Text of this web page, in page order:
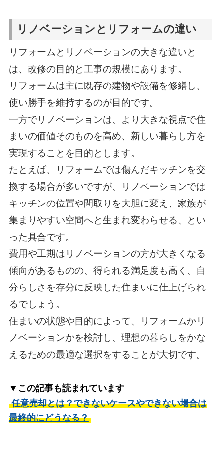
リノベーションとリフォームの違い
リフォームとリノベーションの大きな違いと
は、改修の目的と工事の規模にあります。
リフォームは主に既存の建物や設備を修繕し、
使い勝手を維持するのが目的です。
一方でリノベーションは、より大きな視点で住
まいの価値そのものを高め、新しい暮らし方を
実現することを目的とします。
たとえば、リフォームでは傷んだキッチンを交
換する場合が多いですが、リノベーションでは
キッチンの位置や間取りを大胆に変え、家族が
集まりやすい空間へと生まれ変わらせる、とい
った具合です。
費用や工期はリノベーションの方が大きくなる
傾向があるものの、得られる満足度も高く、自
分らしさを存分に反映した住まいに仕上げられ
るでしょう。
住まいの状態や目的によって、リフォームかリ
ノベーションかを検討し、理想の暮らしをかな
えるための最適な選択をすることが大切です。
▼この記事も読まれています
任意売却とは？できないケースやできない場合は
最終的にどうなる？